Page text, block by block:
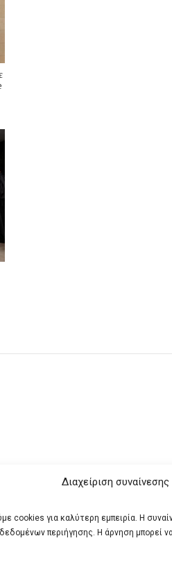
Διαχείριση συναίνεσης
cookies για καλύτερη εμπειρία. Η
περιήγησης. Η άρνηση μπορεί